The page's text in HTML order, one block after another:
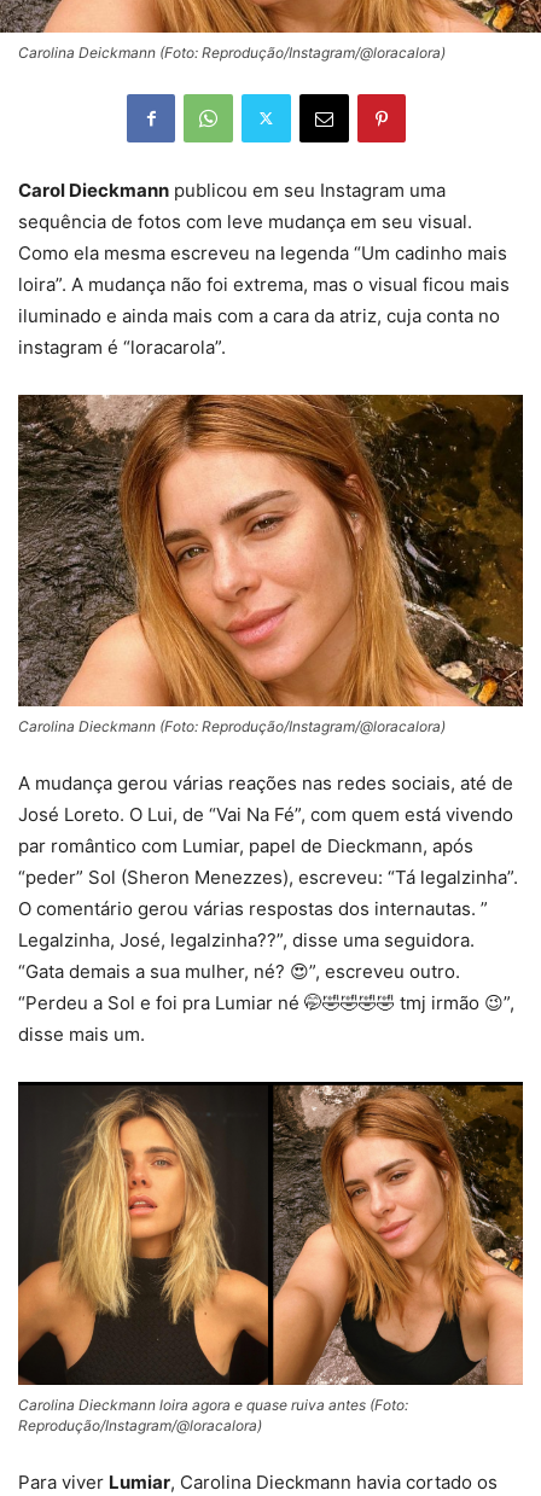
Carolina Deickmann (Foto: Reprodução/Instagram/@loracalora)
Carol Dieckmann publicou em seu Instagram uma
sequência de fotos com leve mudança em seu visual.
Como ela mesma escreveu na legenda “Um cadinho mais
loira”. A mudança não foi extrema, mas o visual ficou mais
iluminado e ainda mais com a cara da atriz, cuja conta no
instagram é “loracarola”.
Carolina Dieckmann (Foto: Reprodução/Instagram/@loracalora)
A mudança gerou várias reações nas redes sociais, até de
José Loreto. O Lui, de “Vai Na Fé”, com quem está vivendo
par romântico com Lumiar, papel de Dieckmann, após
“peder” Sol (Sheron Menezzes), escreveu: “Tá legalzinha”.
O comentário gerou várias respostas dos internautas. ”
Legalzinha, José, legalzinha??”, disse uma seguidora.
“Gata demais a sua mulher, né? 😍”, escreveu outro.
“Perdeu a Sol e foi pra Lumiar né 🤭🤣🤣🤣🤣 tmj irmão 😉”,
disse mais um.
Carolina Dieckmann loira agora e quase ruiva antes (Foto:
Reprodução/Instagram/@loracalora)
Para viver Lumiar, Carolina Dieckmann havia cortado os